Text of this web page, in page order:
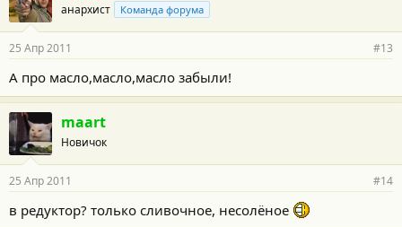
анархист Команда форума
25 Апр 2011 #13
А про масло,масло,масло забыли!
maart
Новичок
25 Апр 2011 #14
в редуктор? только сливочное, несолёное